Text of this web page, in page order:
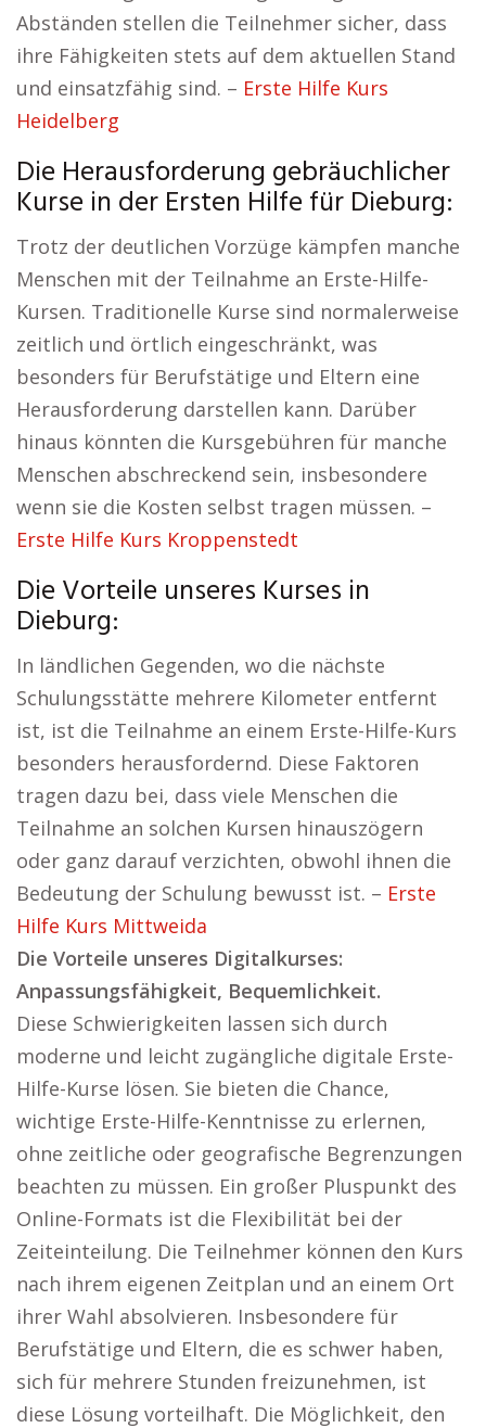
Abständen stellen die Teilnehmer sicher, dass
ihre Fähigkeiten stets auf dem aktuellen Stand
und einsatzfähig sind. – Erste Hilfe Kurs
Heidelberg
Die Herausforderung gebräuchlicher
Kurse in der Ersten Hilfe für Dieburg:
Trotz der deutlichen Vorzüge kämpfen manche
Menschen mit der Teilnahme an Erste-Hilfe-
Kursen. Traditionelle Kurse sind normalerweise
zeitlich und örtlich eingeschränkt, was
besonders für Berufstätige und Eltern eine
Herausforderung darstellen kann. Darüber
hinaus könnten die Kursgebühren für manche
Menschen abschreckend sein, insbesondere
wenn sie die Kosten selbst tragen müssen. –
Erste Hilfe Kurs Kroppenstedt
Die Vorteile unseres Kurses in
Dieburg:
In ländlichen Gegenden, wo die nächste
Schulungsstätte mehrere Kilometer entfernt
ist, ist die Teilnahme an einem Erste-Hilfe-Kurs
besonders herausfordernd. Diese Faktoren
tragen dazu bei, dass viele Menschen die
Teilnahme an solchen Kursen hinauszögern
oder ganz darauf verzichten, obwohl ihnen die
Bedeutung der Schulung bewusst ist. – Erste
Hilfe Kurs Mittweida
Die Vorteile unseres Digitalkurses:
Anpassungsfähigkeit, Bequemlichkeit.
Diese Schwierigkeiten lassen sich durch
moderne und leicht zugängliche digitale Erste-
Hilfe-Kurse lösen. Sie bieten die Chance,
wichtige Erste-Hilfe-Kenntnisse zu erlernen,
ohne zeitliche oder geografische Begrenzungen
beachten zu müssen. Ein großer Pluspunkt des
Online-Formats ist die Flexibilität bei der
Zeiteinteilung. Die Teilnehmer können den Kurs
nach ihrem eigenen Zeitplan und an einem Ort
ihrer Wahl absolvieren. Insbesondere für
Berufstätige und Eltern, die es schwer haben,
sich für mehrere Stunden freizunehmen, ist
diese Lösung vorteilhaft. Die Möglichkeit, den